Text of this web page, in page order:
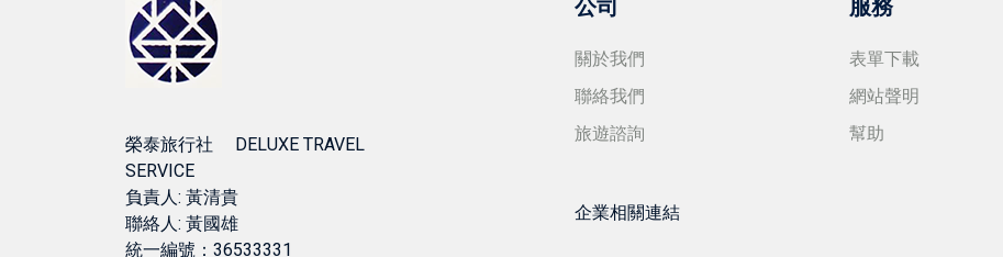
榮泰旅行社 DELUXE TRAVEL
SERVICE
負責人: 黃清貴
聯絡人: 黃國雄
統一編號：36533331
公司
關於我們
聯絡我們
旅遊諮詢
企業相關連結
服務
表單下載
網站聲明
幫助